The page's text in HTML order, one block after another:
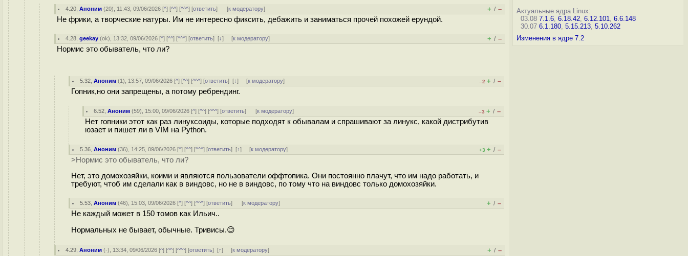
4.20 ,Аноним (20), 11:43, 09/06/2026 [^] [^^] [^^^] [ответить] [к модератору] + / –
Не фрики, а творческие натуры. Им не интересно фиксить, дебажить и заниматься прочей похожей ерундой.
4.28 ,geekay (ok), 13:32, 09/06/2026 [^] [^^] [^^^] [ответить][↓] [к модератору] + / –
Нормис это обыватель, что ли?
5.32 ,Аноним (1), 13:57, 09/06/2026 [^] [^^] [^^^] [ответить][↓] [к модератору] –2 + / –
Гопник,но они запрещены, а потому ребрендинг.
6.52 ,Аноним (59), 15:00, 09/06/2026 [^] [^^] [^^^] [ответить] [к модератору] –3 + / –
Нет гопники этот как раз линуксоиды, которые подходят к обывалам и спрашивают за линукс, какой дистрибутив
юзает и пишет ли в VIM на Python.
5.36 ,Аноним (36), 14:25, 09/06/2026 [^] [^^] [^^^] [ответить][↑] [к модератору] +3 + / –
>Нормис это обыватель, что ли?
Нет, это домохозяйки, коими и являются пользователи оффтопика. Они постоянно плачут, что им надо работать, и
требуют, чтоб им сделали как в виндовс, но не в виндовс, по тому что на виндовс только домохозяйки.
5.53 ,Аноним (46), 15:03, 09/06/2026 [^] [^^] [^^^] [ответить] [к модератору] + / –
Не каждый может в 150 томов как Ильич..
Нормальных не бывает, обычные. Тривисы.😊
4.29 ,Аноним (-), 13:34, 09/06/2026 [^] [^^] [^^^] [ответить][↑] [к модератору] + / –
Актуальные ядра Linux:
03.08 7.1.6, 6.18.42, 6.12.101, 6.6.148
30.07 6.1.180, 5.15.213, 5.10.262
Изменения в ядре 7.2